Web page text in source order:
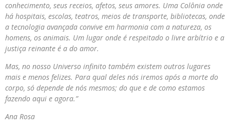
conhecimento, seus receios, afetos, seus amores. Uma Colônia onde
há hospitais, escolas, teatros, meios de transporte, bibliotecas, onde
a tecnologia avançada convive em harmonia com a natureza, os
homens, os animais. Um lugar onde é respeitado o livre arbítrio e a
justiça reinante é a do amor.
Mas, no nosso Universo infinito também existem outros lugares
mais e menos felizes. Para qual deles nós iremos após a morte do
corpo, só depende de nós mesmos; do que e de como estamos
fazendo aqui e agora.”
Ana Rosa